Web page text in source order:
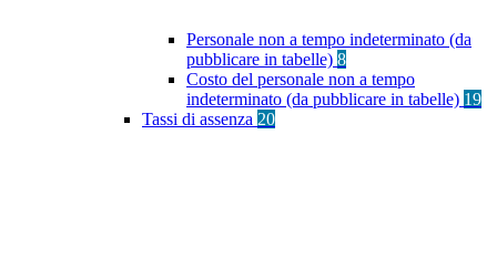
Personale non a tempo indeterminato (da
pubblicare in tabelle) 8
Costo del personale non a tempo
indeterminato (da pubblicare in tabelle) 19
Tassi di assenza 20